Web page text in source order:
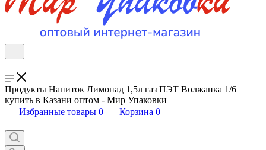
Продукты Напиток Лимонад 1,5л газ ПЭТ Волжанка 1/6
купить в Казани оптом - Мир Упаковки
Избранные товары 0 Корзина 0